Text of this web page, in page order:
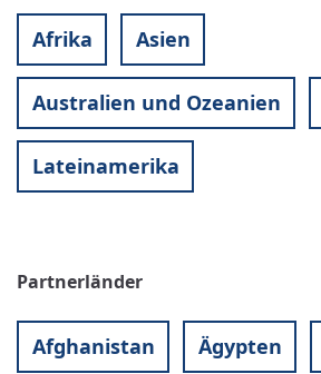
Afrika Asien
Australien und Ozeanien
Lateinamerika
Partnerländer
Afghanistan Ägypten